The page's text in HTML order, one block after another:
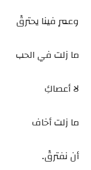
وعمرٍ فينا يحترقْ
ما زلت في الحب
لا أعصاكِ
ما زلت أخاف
أن نفترقْ.